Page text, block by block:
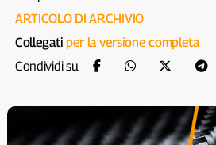
ARTICOLO DI ARCHIVIO
Collegati per la versione completa
Condividi su